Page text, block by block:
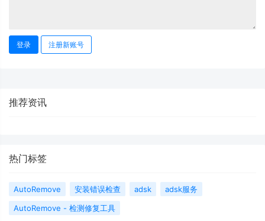
登录 注册新账号
推荐资讯
热门标签
AutoRemove 安装错误检查 adsk
adsk服务
AutoRemove - 检测修复工具